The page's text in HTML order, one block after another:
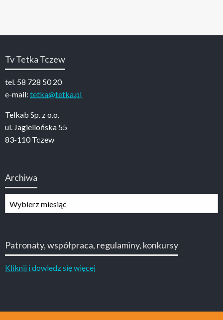
Tv Tetka Tczew
tel. 58 728 50 20
e-mail: tetka@tetka.pl
Telkab Sp. z o.o.
ul. Jagiellońska 55
83-110 Tczew
Archiwa
Patronaty, współpraca, regulaminy, konkursy
Kliknij i dowiedz się więcej